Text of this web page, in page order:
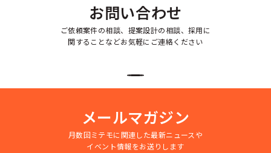
お問い合わせ
ご依頼案件の相談、提案設計の相談、採用に
関することなどお気軽にご連絡ください
メールマガジン
月数回ミテモに関連した最新ニュースや
イベント情報をお送りします